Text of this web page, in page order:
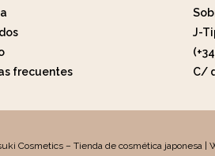
frecuentes
J-
C/
Cosmetics – Tienda de cosmética japonesa |